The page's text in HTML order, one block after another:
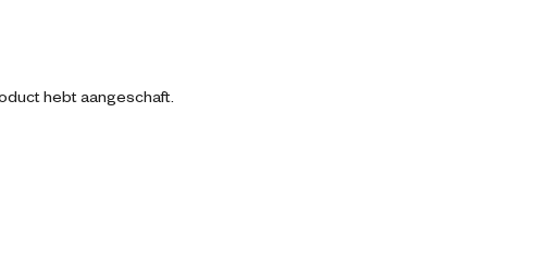
hebt aangeschaft.